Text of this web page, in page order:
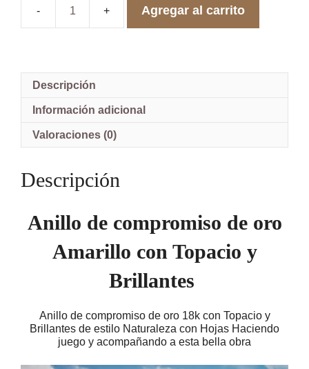
Anillo
de
Topacio
2
Ariel
cantidad
Agregar al carrito
Descripción
Información adicional
Valoraciones (0)
Descripción
Anillo de compromiso de oro
Amarillo con Topacio y
Brillantes
Anillo de compromiso de oro 18k con Topacio y
Brillantes de estilo Naturaleza con Hojas Haciendo
juego y acompañando a esta bella obra